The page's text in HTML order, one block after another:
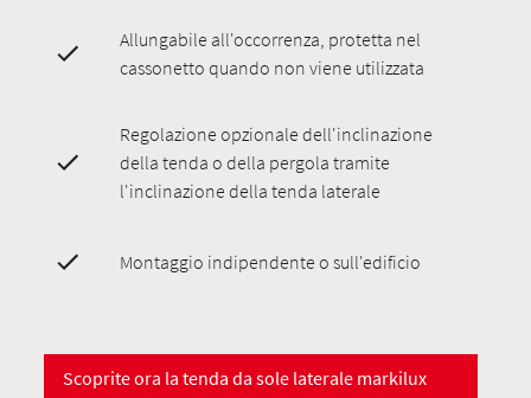
Allungabile all'occorrenza, protetta nel
cassonetto quando non viene utilizzata
Regolazione opzionale dell'inclinazione
della tenda o della pergola tramite
l'inclinazione della tenda laterale
Montaggio indipendente o sull'edificio
Scoprite ora la tenda da sole laterale markilux